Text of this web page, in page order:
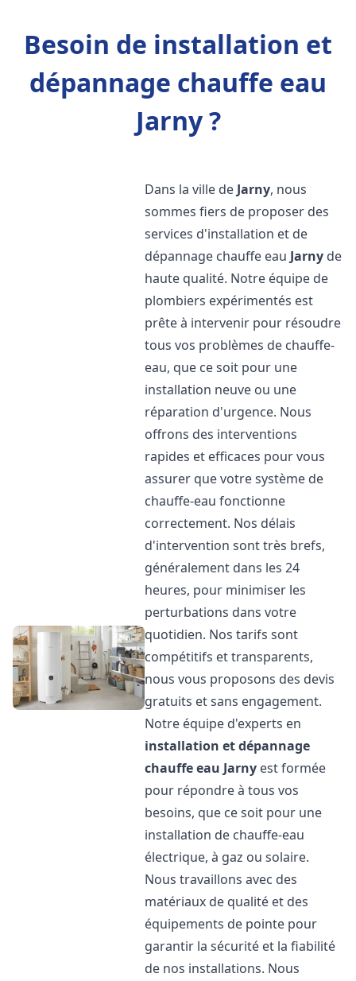
Besoin de installation et
dépannage chauffe eau
Jarny ?
Dans la ville de Jarny, nous
sommes fiers de proposer des
services d'installation et de
dépannage chauffe eau Jarny de
haute qualité. Notre équipe de
plombiers expérimentés est
prête à intervenir pour résoudre
tous vos problèmes de chauffe-
eau, que ce soit pour une
installation neuve ou une
réparation d'urgence. Nous
offrons des interventions
rapides et efficaces pour vous
assurer que votre système de
chauffe-eau fonctionne
correctement. Nos délais
d'intervention sont très brefs,
généralement dans les 24
heures, pour minimiser les
perturbations dans votre
quotidien. Nos tarifs sont
compétitifs et transparents,
nous vous proposons des devis
gratuits et sans engagement.
Notre équipe d'experts en
installation et dépannage
chauffe eau Jarny est formée
pour répondre à tous vos
besoins, que ce soit pour une
installation de chauffe-eau
électrique, à gaz ou solaire.
Nous travaillons avec des
matériaux de qualité et des
équipements de pointe pour
garantir la sécurité et la fiabilité
de nos installations. Nous